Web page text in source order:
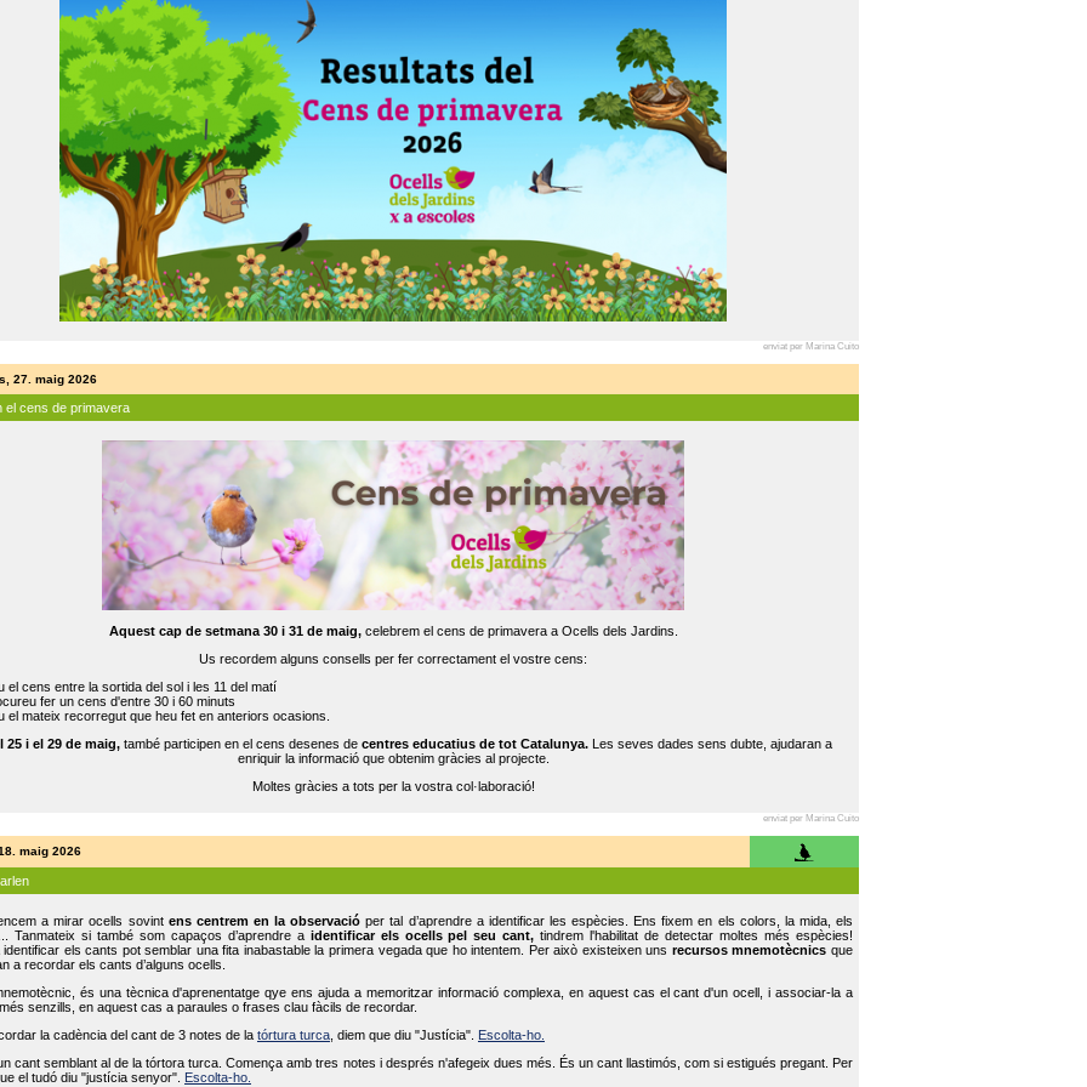
enviat per Marina Cuito
27. maig 2026
el cens de primavera
Aquest cap de setmana 30 i 31 de maig,celebrem el cens de primavera a Ocells dels Jardins.
Us recordem alguns consells per fer correctament el vostre cens:
el cens entre la sortida del sol i les 11 del matí
fer un cens d'entre 30 i 60 minuts
el mateix recorregut que heu fet en anteriors ocasions.
25 i el 29 de maig,també participen en el cens desenes de centres educatius de tot Catalunya.Les seves dades sens dubte, ajudaran a
enriquir la informació que obtenim gràcies al projecte.
Moltes gràcies a tots per la vostra col·laboració!
enviat per Marina Cuito
maig 2026
a mirar ocells sovint ens centrem en la observació per tal d’aprendre a identificar les espècies. Ens fixem en els colors, la mida, els
Tanmateix si també som capaços d’aprendre a identificar els ocells pel seu cant, tindrem l'habilitat de detectar moltes més espècies!
els cants pot semblar una fita inabastable la primera vegada que ho intentem. Per això existeixen uns recursos mnemotècnics que
a recordar els cants d’alguns ocells.
és una tècnica d'aprenentatge qye ens ajuda a memoritzar informació complexa, en aquest cas el cant d'un ocell, i associar-la a
senzills, en aquest cas a paraules o frases clau fàcils de recordar.
la cadència del cant de 3 notes de la tórtura turca , diem que diu "Justícia".
Escolta-ho.
cant semblant al de la tórtora turca. Comença amb tres notes i després n'afegeix dues més. És un cant llastimós, com si estigués pregant. Per
el tudó diu "justícia senyor".
Escolta-ho.